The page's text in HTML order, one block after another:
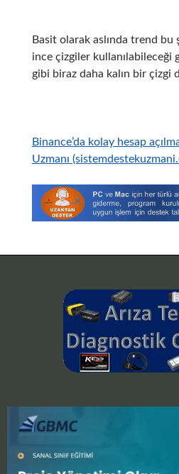
Basit olarak aslında trend bu
ince çizgiler kullanılabileceği
gibi biraz daha kalın bir çizgi
Binance’da kolay hesap
Uzmanı